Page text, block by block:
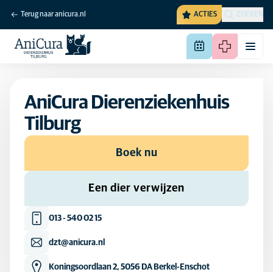
Terug naar anicura.nl ACTIES ZOEKEN
AniCura Dierenziekenhuis
Tilburg
Boek nu
Een dier verwijzen
013 - 540 02 15
dzt@anicura.nl
Koningsoordlaan 2, 5056 DA Berkel-Enschot